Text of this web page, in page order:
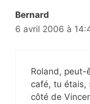
Bernard
6 avril 2006 à
Roland, peut-
café, tu étais,
côté de